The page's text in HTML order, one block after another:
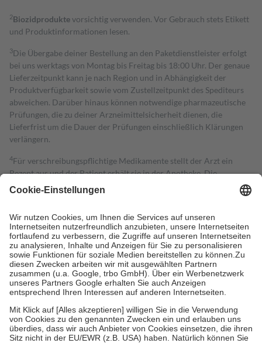
2Biozidproduktevorsichtig verwenden. Vor Gebrauch stets Etikett
und Produktinformationen lesen.
3Die Übergabe deiner Bestellung an den Paketdienstleister erfolgt
bei uns werktags von Montag bis Freitag bis 18:00 Uhr. Der genaue
Lieferzeitpunkt kann je nach Region und in Abhängigkeit der
Produktverfügbarkeit sowie vom Zustellzeitpunkt des Spediteurs
abweichen. Darüber hinaus können notwendige pharmazeutische
Prüfungen, die zu deiner Arzneimittelsicherheit dienen, die
Lieferfrist um die Dauer der Prüfungen einschließlich Klärungen
verlängern.
4Für verschreibungspflichtige Medikamente stellt der Arzt ein
Rezept aus und der Patient erhält sie in der Apotheke. Die
gesetzliche Krankenversicherung übernimmt in der Regel die
Kosten dafür, der Versicherte trägt einen Teil davon als Zuzahlung
Grundsätzlich leisten Mitglieder Zuzahlungen in Höhe von zehn
Prozent des Abgabepreises,mindestens jedochfünf Euround
höchstens zehn Euro.Es sind jedoch nie mehr als die tatsächlichen
Kosten der Leistung zu entrichten.
Diese Regeln gelten grundsätzlich auch für Online-Apotheken.
Bei Heilmitteln und häuslicher Krankenpflege beträgt die
Zuzahlung zehn Prozent der Kosten sowie zehn Euro je
Verordnung.
Um das Engagement der Versicherten für ihre eigene Gesundheit zu
stärken und die besondere Stellung der Familie zu unterstützen,